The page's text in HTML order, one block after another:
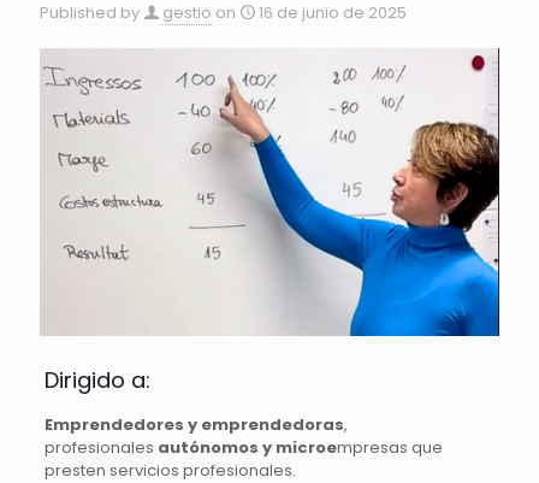
Published by gestio on 16 de junio de 2025
Dirigido a:
Emprendedores y emprendedoras,
profesionales autónomos y microempresas que
presten servicios profesionales.